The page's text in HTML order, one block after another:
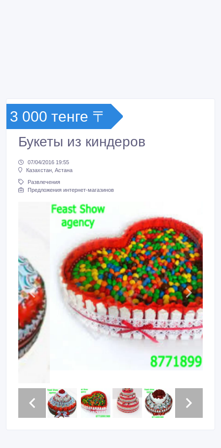
3 000 тенге 〒
Букеты из киндеров
07/04/2016 19:55
Казахстан, Астана
Развлечения
Предложения интернет-магазинов